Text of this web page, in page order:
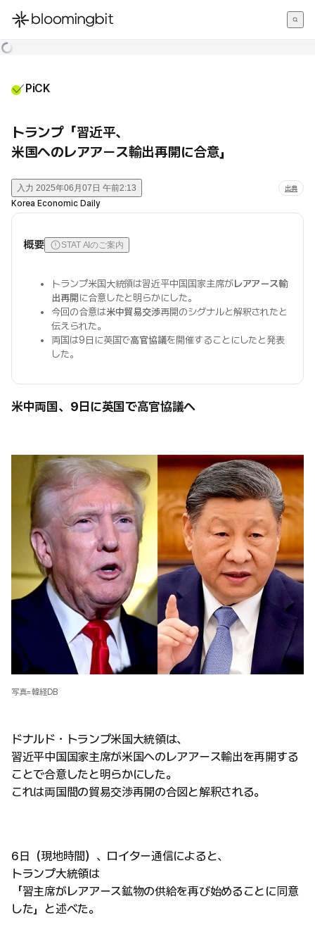
한국어
PiCK
トランプ「習近平、
米国へのレアアース輸出再開に合意」
入力 2025年06月07日 午前2:13 出典
Korea Economic Daily
概要 STAT AIのご案内
トランプ米国大統領は習近平中国国家主席がレアアース輸
出再開 に合意したと明らかにした。
今回の合意は米中貿易交渉再開のシグナルと解釈されたと
伝えられた。
両国は9日に英国で高官協議を開催することにしたと発表
した。
米中両国、9日に英国で高官協議へ
写真=韓経DB
ドナルド・トランプ米国大統領は、
習近平中国国家主席が米国へのレアアース輸出を再開する
ことで合意したと明らかにした。
これは両国間の貿易交渉再開の合図と解釈される。
6日（現地時間）、ロイター通信によると、
トランプ大統領は
「習主席がレアアース鉱物の供給を再び始めることに同意
した」と述べた。